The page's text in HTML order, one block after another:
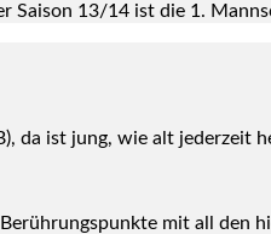
Sai­son 13/14 ist die 1.
da ist jung, wie alt jeder­zeit
mit all den